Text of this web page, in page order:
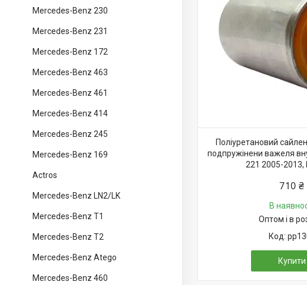
Mercedes-Benz 230
Mercedes-Benz 231
Mercedes-Benz 172
Mercedes-Benz 463
Mercedes-Benz 461
Mercedes-Benz 414
Mercedes-Benz 245
Mercedes-Benz 169
Actros
Mercedes-Benz LN2/LK
Mercedes-Benz T1
Mercedes-Benz T2
Mercedes-Benz Atego
Mercedes-Benz 460
Поліуретановий
подпружінени важеля
221 2005-2013,
710 ₴
В
Оптом і в
Купити